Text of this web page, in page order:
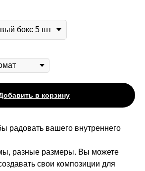
бокс 5 шт
в корзину
радовать вашего внутреннего
разные размеры. Вы можете
свои композиции для